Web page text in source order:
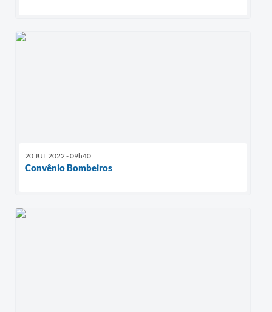
20 JUL 2022 - 09h40
Convênio Bombeiros